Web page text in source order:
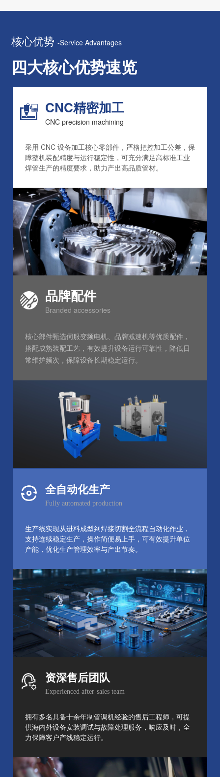
核心优势 -Service Advantages
四大核心优势速览
CNC精密加工
CNC precision machining
采用 CNC 设备加工核心零部件，严格把控加工公差，保
障整机装配精度与运行稳定性，可充分满足高标准工业
焊管生产的精度要求，助力产出高品质管材。
品牌配件
Branded accessories
核心部件甄选伺服变频电机、品牌减速机等优质配件，
搭配成熟装配工艺，有效提升设备运行可靠性，降低日
常维护频次，保障设备长期稳定运行。
全自动化生产
Fully automated production
生产线实现从进料成型到焊接切割全流程自动化作业，
支持连续稳定生产，操作简便易上手，可有效提升单位
产能，优化生产管理效率与产出节奏。
资深售后团队
Experienced after-sales team
拥有多名具备十余年制管调机经验的售后工程师，可提
供海内外设备安装调试与故障处理服务，响应及时，全
力保障客户产线稳定运行。